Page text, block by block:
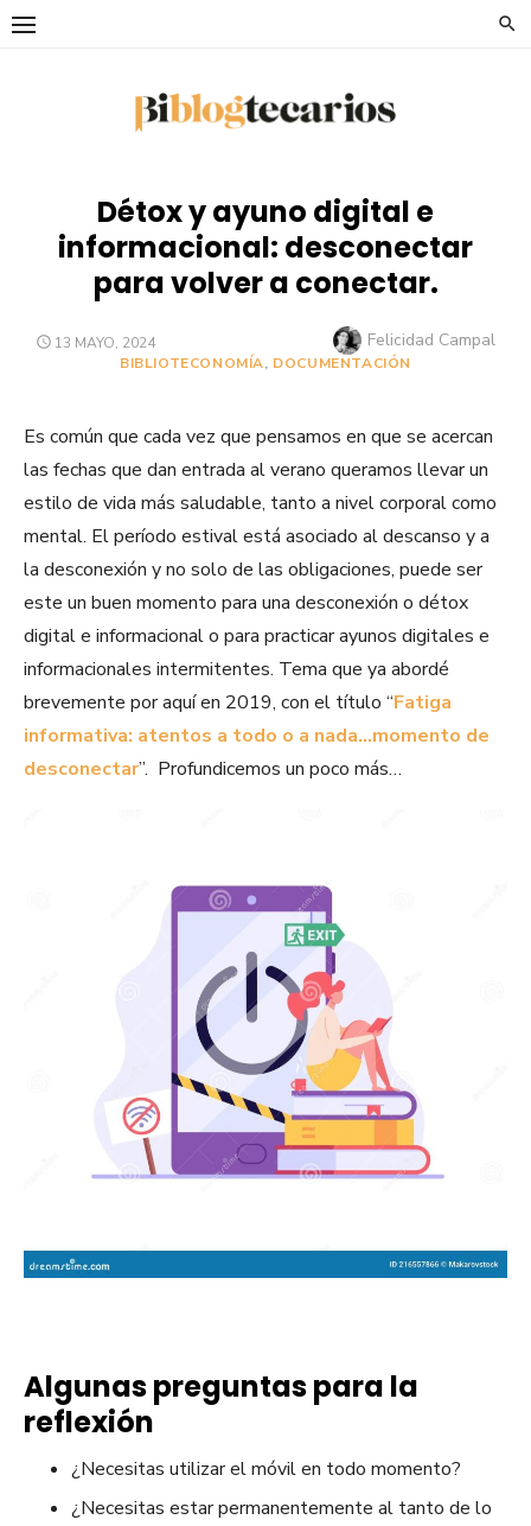
Saltar
Détox y ayuno digital e
informacional: desconectar
para volver a conectar.
PUBLICADO
13 MAYO, 2024 Autor
Felicidad Campal
BIBLIOTECONOMÍA, DOCUMENTACIÓN
Es común que cada vez que pensamos en que se acercan
las fechas que dan entrada al verano queramos llevar un
estilo de vida más saludable, tanto a nivel corporal como
mental. El período estival está asociado al descanso y a
la desconexión y no solo de las obligaciones, puede ser
este un buen momento para una desconexión o détox
digital e informacional o para practicar ayunos digitales e
informacionales intermitentes. Tema que ya abordé
brevemente por aquí en 2019, con el título “Fatiga
informativa: atentos a todo o a nada…momento de
desconectar”. Profundicemos un poco más…
Algunas preguntas para la
reflexión
¿Necesitas utilizar el móvil en todo momento?
¿Necesitas estar permanentemente al tanto de lo